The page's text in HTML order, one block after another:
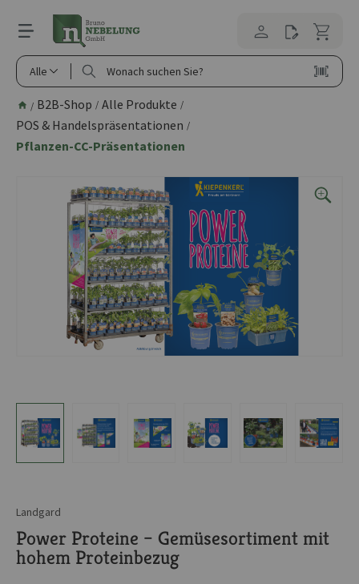
springen
Alle
/ B2B-Shop / Alle Produkte /
POS & Handelspräsentationen /
Pflanzen-CC-Präsentationen
Landgard
Power Proteine – Gemüsesortiment mit
hohem Proteinbezug